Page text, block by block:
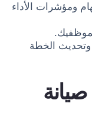
ومؤشرات الأداء
وتحديث الخطة